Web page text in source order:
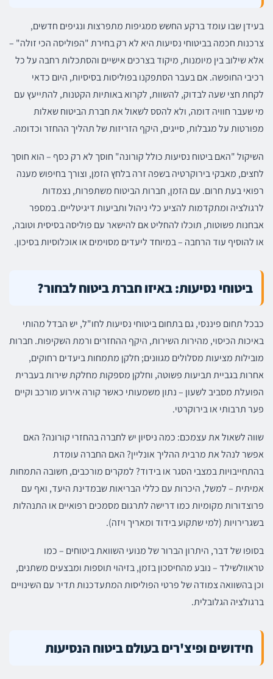
בעידן שבו עומד ברקע החשש ממגיפות מתפרצות ונגיפים חדשים,
צרכנות חכמה בביטוחי נסיעות היא לא רק בחירת "הפוליסה הכי זולה" –
אלא שילוב בין מיומנות, מיקוד בצרכים אישיים והסתכלות רחבה על כל
רכיבי החופשה. אם בעבר הסתפקנו בפוליסות בסיסיות, היום כדאי
לקחת חצי שעה לבדוק, להשוות, לקרוא באותיות הקטנות, להתייעץ עם
מי שעבר חוויה דומה, ולא להסס לשאול את חברת הביטוח שאלות
מפורטות על מגבלות, סייגים, היקף הזריזות של תהליך ההחזר וכדומה.
השיקול "האם ביטוח נסיעות כולל קורונה" חוסך לא רק כסף – הוא חוסך
לחצים, מאבקי בירוקרטיה בשפה זרה בלחץ הזמן, וצורך בחיפוש מענה
רפואי בעת חרום. עם הזמן, חברות הביטוח משתפרות, נצמדות
לרגולציה ומתקדמות להציע כלי ניהול ותביעות דיגיטליים. במספר
אבחנות פשוטות, תוכלו להחליט אם להישאר עם פוליסה בסיסית וטובה,
או להוסיף עוד הרחבה – במיוחד ליעדים מסוימים או אוכלוסיות בסיכון.
ביטוחי נסיעות: באיזו חברת ביטוח לבחור?
כבכל תחום פיננסי, גם בתחום ביטוחי נסיעות לחו"ל, יש הבדל מהותי
באיכות הכיסוי, מהירות השירות, היקף ההחזרים ורמת השקיפות. חברות
מובילות מציעות מסלולים מגוונים; חלקן מתמחות ביעדים רחוקים,
אחרות בגביית תביעות פשוטה, וחלקן מספקות מחלקת שירות בעברית
הפועלת מסביב לשעון – נתון משמעותי כאשר קורה אירוע מורכב וקיים
פער תרבותי או בירוקרטי.
שווה לשאול את עצמכם: כמה ניסיון יש לחברה בהחזרי קורונה? האם
אפשר לנהל את מרבית ההליך אונליין? האם החברה עומדת
בהתחייבויות במצבי הסגר או בידוד? למקרים מורכבים, חשובה התמחות
אמיתית – למשל, היכרות עם כללי הבריאות שבמדינת היעד, ואף עם
פרוצדורות מקומיות כמו דרישה לתרגום מסמכים רפואיים או התנהלות
בשגרירויות (למי שתקוע בידוד ומאריך ויזה).
בסופו של דבר, היתרון הברור של מנועי השוואת ביטוחים – כמו
טראוולשילד – נובע מהחיסכון בזמן, בזיהוי תוספות ומבצעים משתנים,
וכן בהשוואה צמודה של פרטי הפוליסות המתעדכנות תדיר עם השינויים
ברגולציה הגלובלית.
חידושים ופיצ'רים בעולם ביטוח הנסיעות